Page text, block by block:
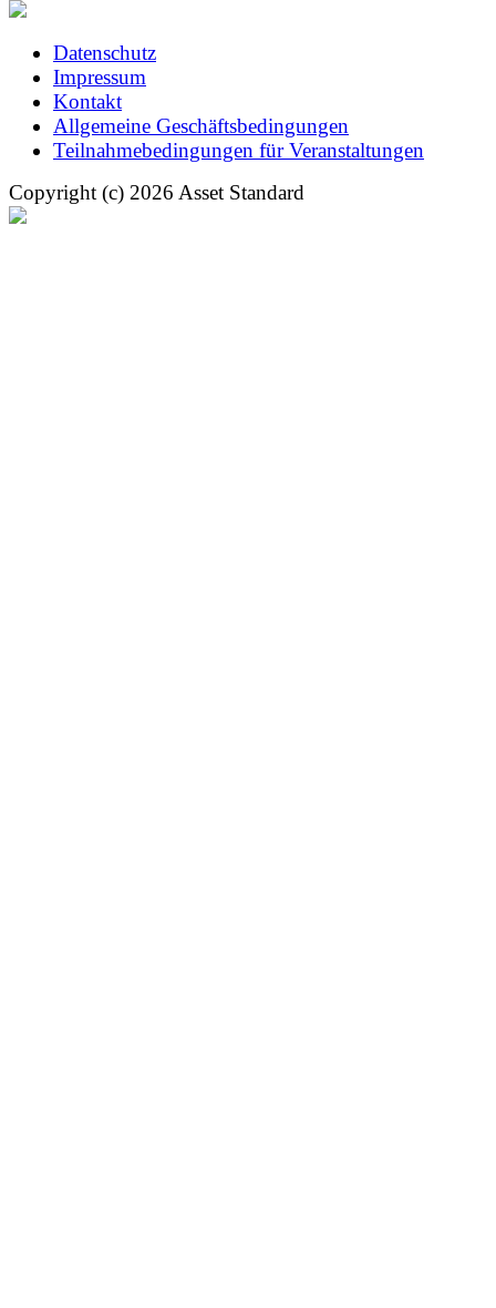
Datenschutz
Impressum
Kontakt
Allgemeine Geschäftsbedingungen
Teilnahmebedingungen für Veranstaltungen
Copyright (c) 2026 Asset Standard